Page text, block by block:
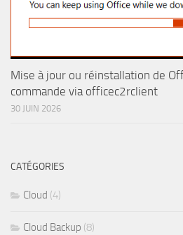
Mise à jour ou réinstallation de
commande via officec2rclient
30 JUIN 2026
CATÉGORIES
Cloud (4)
Cloud Backup (8)